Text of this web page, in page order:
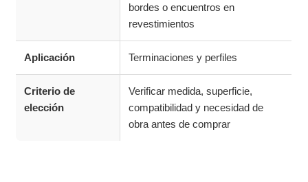
bordes o encuentros en
revestimientos
Aplicación Terminaciones y perfiles
Criterio de
elección
Verificar medida, superficie,
compatibilidad y necesidad de
obra antes de comprar